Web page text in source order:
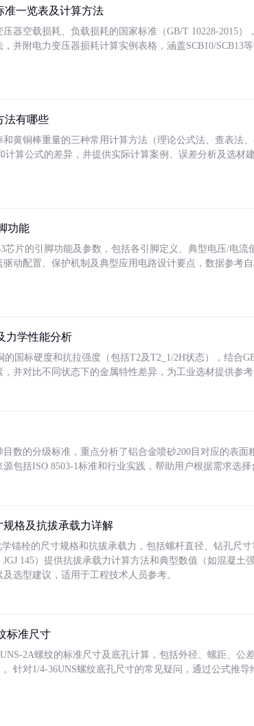
准一览表及计算方法
器空载损耗、负载损耗的国家标准（GB/T 10228-2015）
并附电力变压器损耗计算实例表格，涵盖SCB10/SCB13
法有哪些
黄铜棒重量的三种常用计算方法（理论公式法、查表法
计算公式的差异，并提供实际计算案例、误差分析及选材
功能
芯片的引脚功能及参数，包括各引脚定义、典型电压/电
动配置、保护机制及典型应用电路设计要点，数据参考
力学性能分析
的国标硬度和抗拉强度（包括T2及T2_1/2H状态），结合
并对比不同状态下的金属特性差异，为工业选材提供参考
数的分级标准，重点分析了铝合金喷砂200目对应的表面
包括ISO 8503-1标准和行业实践，帮助用户根据需求选择
规格及抗拔承载力详解
锚栓的尺寸规格和抗拔承载力，包括螺杆直径、钻孔尺
145）提供抗拔承载力计算方法和典型数值（如混凝土
选型建议，适用于工程技术人员参考。
标准尺寸
2A螺纹的标准尺寸及底孔计算，包括外径、螺距、公
。针对1/4-36UNS螺纹底孔尺寸的常见疑问，通过公式推